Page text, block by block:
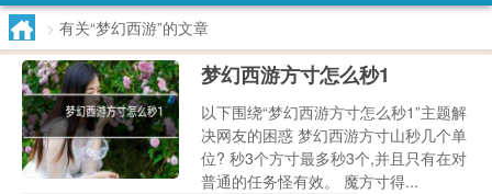
> 有关“梦幻西游”的文章
梦幻西游方寸怎么秒1
以下围绕“梦幻西游方寸怎么秒1”主题解
决网友的困惑 梦幻西游方寸山秒几个单
位? 秒3个方寸最多秒3个,并且只有在对
普通的任务怪有效。 魔方寸得...